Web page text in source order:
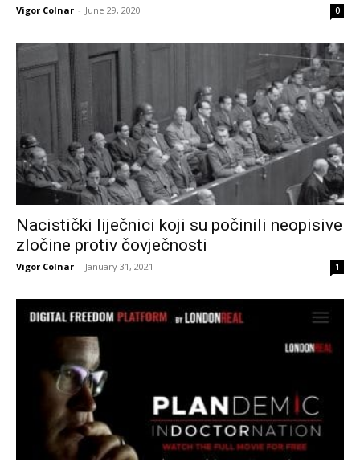
Vigor Colnar - June 29, 2020 0
Nacistički liječnici koji su počinili neopisive
zločine protiv čovječnosti
Vigor Colnar - January 31, 2021 1